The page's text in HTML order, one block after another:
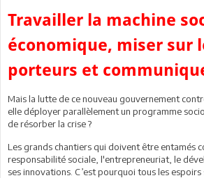
Travailler la machine
économique, miser sur
porteurs et
Mais la lutte de ce nouveau gouvernement
elle déployer parallèlement un programme
de résorber la crise ?
Les grands chantiers qui doivent être entamés
responsabilité sociale, l'entrepreneuriat, le
ses innovations. C’est pourquoi tous les